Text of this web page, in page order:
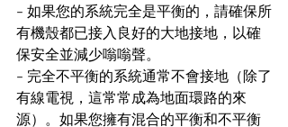
- 如果您的系統完全是平衡的，請確保所
有機殼都已接入良好的大地接地，以確
保安全並減少嗡嗡聲。
- 完全不平衡的系統通常不會接地（除了
有線電視，這常常成為地面環路的來
源）。如果您擁有混合的平衡和不平衡